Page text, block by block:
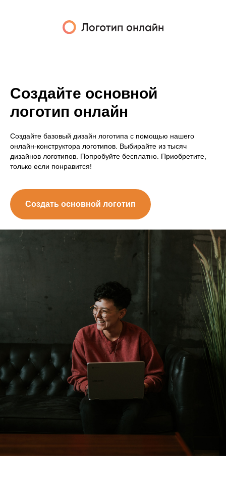
Создайте основной
логотип онлайн
Создайте базовый дизайн логотипа с помощью нашего
онлайн-конструктора логотипов. Выбирайте из тысяч
дизайнов логотипов. Попробуйте бесплатно. Приобретите,
только если понравится!
Создать основной логотип